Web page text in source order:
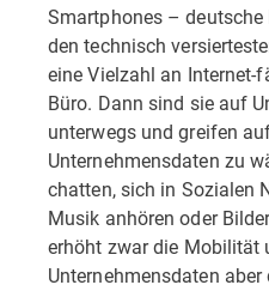
Smartphones –
den technisch
eine Vielzahl an Internet-
Büro. Dann sind sie auf
unterwegs und greifen
Unternehmensdaten zu
chatten, sich in Sozialen
Musik anhören oder
erhöht zwar die Mobilität
Unternehmensdaten